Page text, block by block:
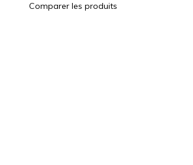
Comparer les produits